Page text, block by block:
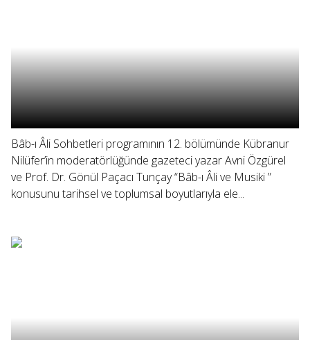
Bâb-ı Âli Sohbetleri programının 12. bölümünde Kübranur
Nilüfer’in moderatörlüğünde gazeteci yazar Avni Özgürel
ve Prof. Dr. Gönül Paçacı Tunçay “Bâb-ı Âli ve Musiki ”
konusunu tarihsel ve toplumsal boyutlarıyla ele...